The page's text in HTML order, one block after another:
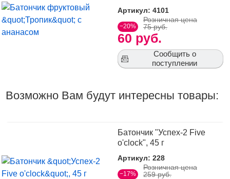
Артикул: 4101
−20%
60 руб.
Розничная цена
75 руб.
Сообщить о
поступлении
Возможно Вам будут интересны товары:
Батончик "Успех-2 Five
o'clock", 45 г
Артикул: 228
−17%
Розничная цена
259 руб.